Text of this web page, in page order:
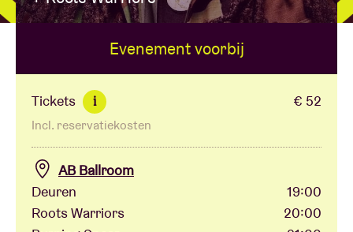
BRDCST
ABtv
Concertcheque
Evenement voorbij
Tickets i € 52
Incl. reservatiekosten
AB Ballroom
Deuren
19:00
Roots Warriors
20:00